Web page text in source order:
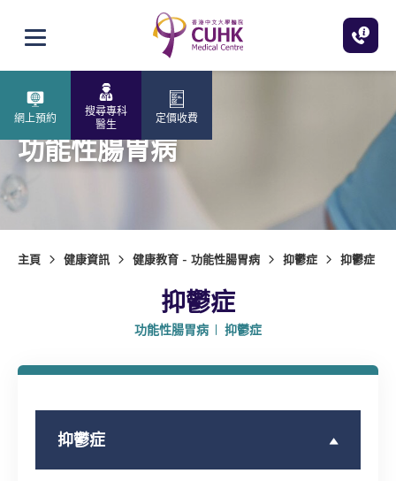
打開選單
網上預約
搜尋專科
醫生
定價收費
功能性腸胃病
主頁 健康資訊 健康教育 - 功能性腸胃病 抑鬱症 抑鬱症
抑鬱症
功能性腸胃病 抑鬱症
抑鬱症